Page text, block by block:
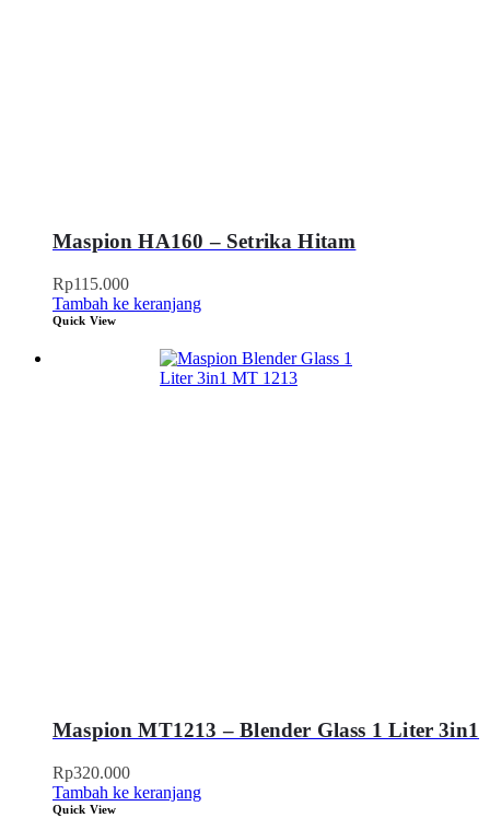
Maspion HA160 – Setrika Hitam
Rp115.000
Tambah ke keranjang
Quick View
Maspion MT1213 – Blender Glass 1 Liter 3in1
Rp320.000
Tambah ke keranjang
Quick View